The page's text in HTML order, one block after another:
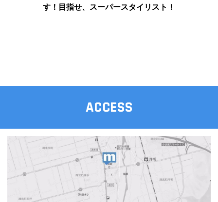
す！ 目指せ、スーパースタイリスト！
ACCESS